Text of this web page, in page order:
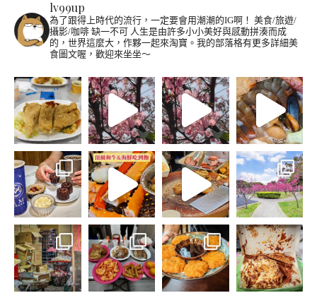
lv99up
為了跟得上時代的流行，一定要會用潮潮的IG啊！ 美食/旅遊/
攝影/咖啡 缺一不可 人生是由許多小小美好與感動拼湊而成
的，世界這麼大，作夥一起來淘寶。我的部落格有更多詳細美
食圖文喔，歡迎來坐坐～